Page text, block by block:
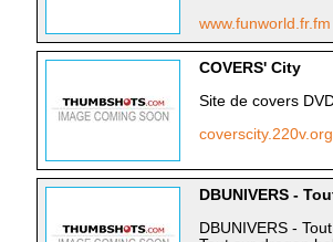
COVERS' City
Site de covers
DBUNIVERS -
DBUNIVERS -